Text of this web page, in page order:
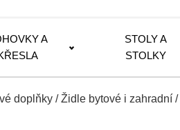
A
STOLY A
STOLKY
doplňky /Židle bytové i zahradní /